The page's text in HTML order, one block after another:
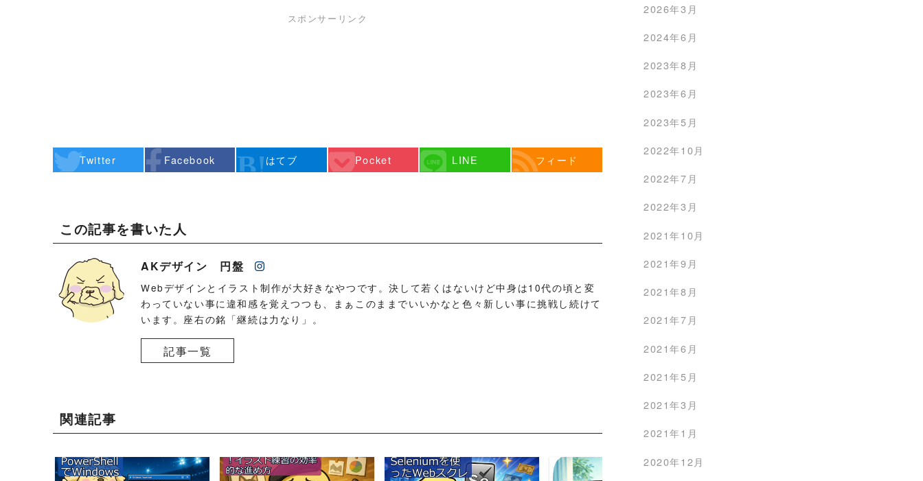
スポンサーリンク
Twitter Facebook はてブ Pocket LINE フィード
この記事を書いた人
AKデザイン 円盤
Webデザインとイラスト制作が大好きなやつです。決して若くはないけど中身は10代の頃と変
わっていない事に違和感を覚えつつも、まぁこのままでいいかなと色々新しい事に挑戦し続けて
います。座右の銘「継続は力なり」。
記事一覧
関連記事
2026年3月
2024年6月
2023年8月
2023年6月
2023年5月
2022年10月
2022年7月
2022年3月
2021年10月
2021年9月
2021年8月
2021年7月
2021年6月
2021年5月
2021年3月
2021年1月
2020年12月